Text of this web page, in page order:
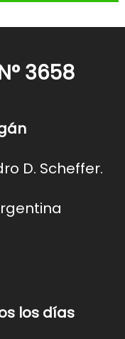
3658
D. Scheffer.
los días